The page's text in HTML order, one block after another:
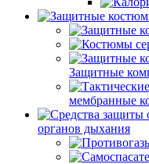
Защитные
мембранные
органов дыхания